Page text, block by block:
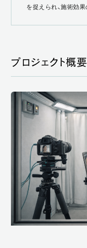
を捉えられ、施術効
プロジェクト概要